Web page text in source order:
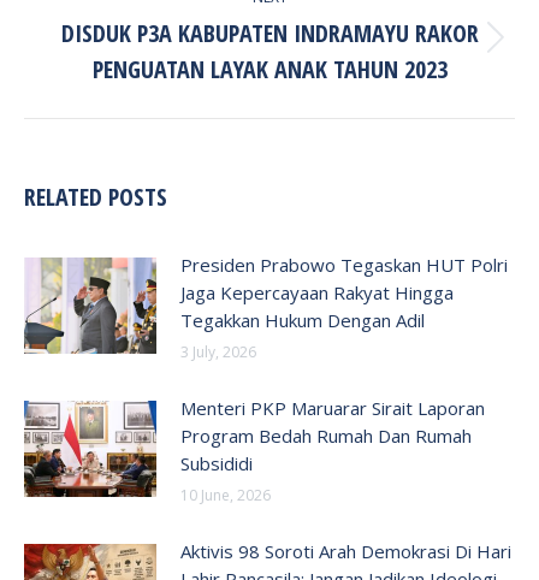
Next
post:
DISDUK P3A KABUPATEN INDRAMAYU RAKOR
PENGUATAN LAYAK ANAK TAHUN 2023
RELATED POSTS
Presiden Prabowo Tegaskan HUT Polri
Jaga Kepercayaan Rakyat Hingga
Tegakkan Hukum Dengan Adil
3 July, 2026
Menteri PKP Maruarar Sirait Laporan
Program Bedah Rumah Dan Rumah
Subsididi
10 June, 2026
Aktivis 98 Soroti Arah Demokrasi Di Hari